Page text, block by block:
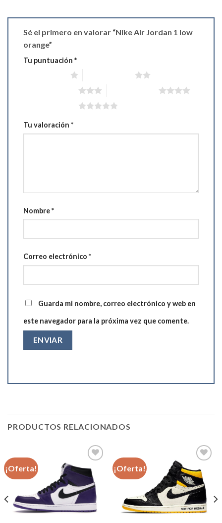
Sé el primero en valorar “Nike Air Jordan 1 low
orange”
Tu puntuación *
Tu valoración *
Nombre*
Correo electrónico *
Guarda mi nombre, correo electrónico y web en
este navegador para la próxima vez que comente.
PRODUCTOS RELACIONADOS
¡Oferta!
Añadir
a la
lista de
deseos
¡Oferta!
Añadir
a la
lista de
deseos